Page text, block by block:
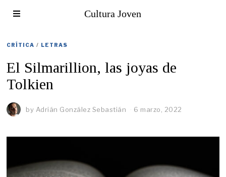
Cultura Joven
CRÍTICA / LETRAS
El Silmarillion, las joyas de
Tolkien
by Adrián González Sebastián 6 marzo, 2022